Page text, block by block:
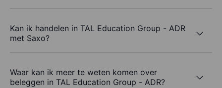
Kan ik handelen in TAL Education Group - ADR
met Saxo?
Waar kan ik meer te weten komen over
beleggen in TAL Education Group - ADR?